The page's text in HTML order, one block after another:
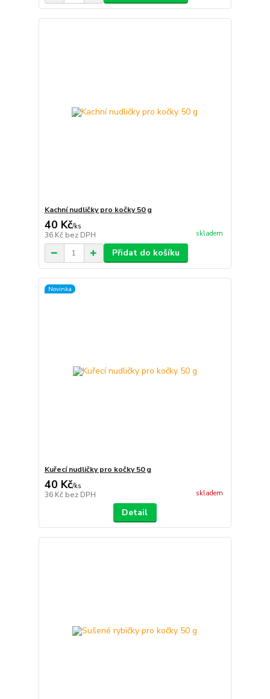
Kachní nudličky pro kočky 50 g
40 Kč/ks
36 Kč bez DPH skladem
Přidat do košíku
Novinka
Kuřecí nudličky pro kočky 50 g
40 Kč/ks
36 Kč bez DPH skladem
Detail